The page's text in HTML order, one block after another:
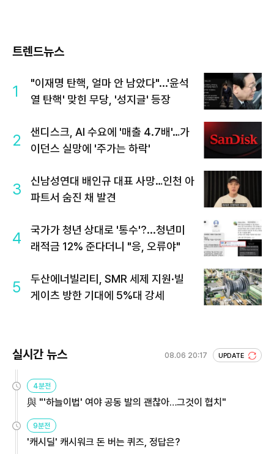
트렌드뉴스
1
"이재명 탄핵, 얼마 안 남았다"...'윤석
열 탄핵' 맞힌 무당, '성지글' 등장
2
샌디스크, AI 수요에 '매출 4.7배'…가
이던스 실망에 '주가는 하락'
3
신남성연대 배인규 대표 사망…인천 아
파트서 숨진 채 발견
4
국가가 청년 상대로 '통수'?...청년미
래적금 12% 준다더니 "응, 오류야"
5
두산에너빌리티, SMR 세제 지원·빌
게이츠 방한 기대에 5%대 강세
실시간 뉴스 08.06 20:17 UPDATE
4분전
與 "'하늘이법' 여야 공동 발의 괜찮아…그것이 협치"
9분전
'캐시딜' 캐시워크 돈 버는 퀴즈, 정답은?